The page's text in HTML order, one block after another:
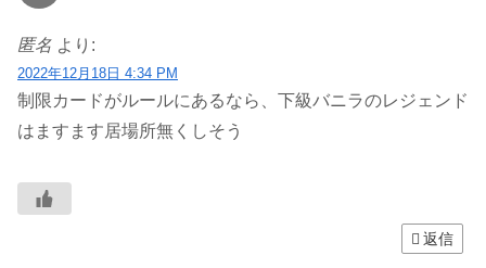
匿名 より:
2022年12月18日 4:34 PM
制限カードがルールにあるなら、下級バニラのレジェンド
はますます居場所無くしそう
返信